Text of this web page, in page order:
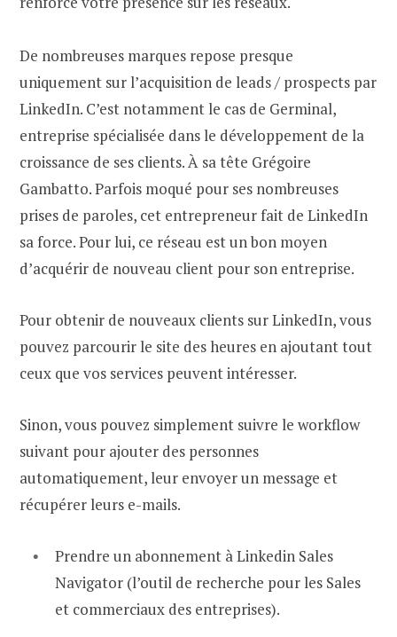
De nombreuses marques repose presque
uniquement sur l’acquisition de leads / prospects par
LinkedIn. C’est notamment le cas de Germinal,
entreprise spécialisée dans le développement de la
croissance de ses clients. À sa tête Grégoire
Gambatto. Parfois moqué pour ses nombreuses
prises de paroles, cet entrepreneur fait de LinkedIn
sa force. Pour lui, ce réseau est un bon moyen
d’acquérir de nouveau client pour son entreprise.
Pour obtenir de nouveaux clients sur LinkedIn, vous
pouvez parcourir le site des heures en ajoutant tout
ceux que vos services peuvent intéresser.
Sinon, vous pouvez simplement suivre le workflow
suivant pour ajouter des personnes
automatiquement, leur envoyer un message et
récupérer leurs e-mails.
Prendre un abonnement à Linkedin Sales
Navigator (l’outil de recherche pour les Sales
et commerciaux des entreprises).